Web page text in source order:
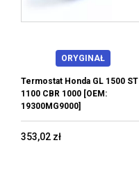
ORYGINAŁ
Termostat Honda GL 1500 ST
1100 CBR 1000 [OEM:
19300MG9000]
353,02 zł